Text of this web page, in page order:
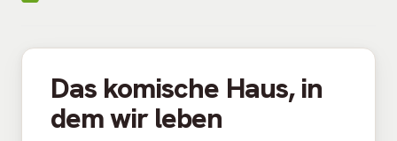
Das komische Haus, in
dem wir leben